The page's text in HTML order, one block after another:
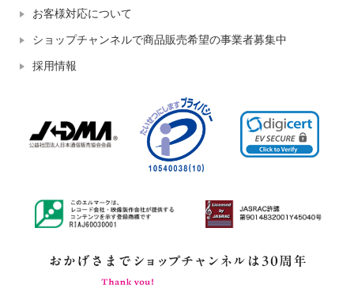
お客様対応について
ショップチャンネルで商品販売希望の事業者募集中
採用情報